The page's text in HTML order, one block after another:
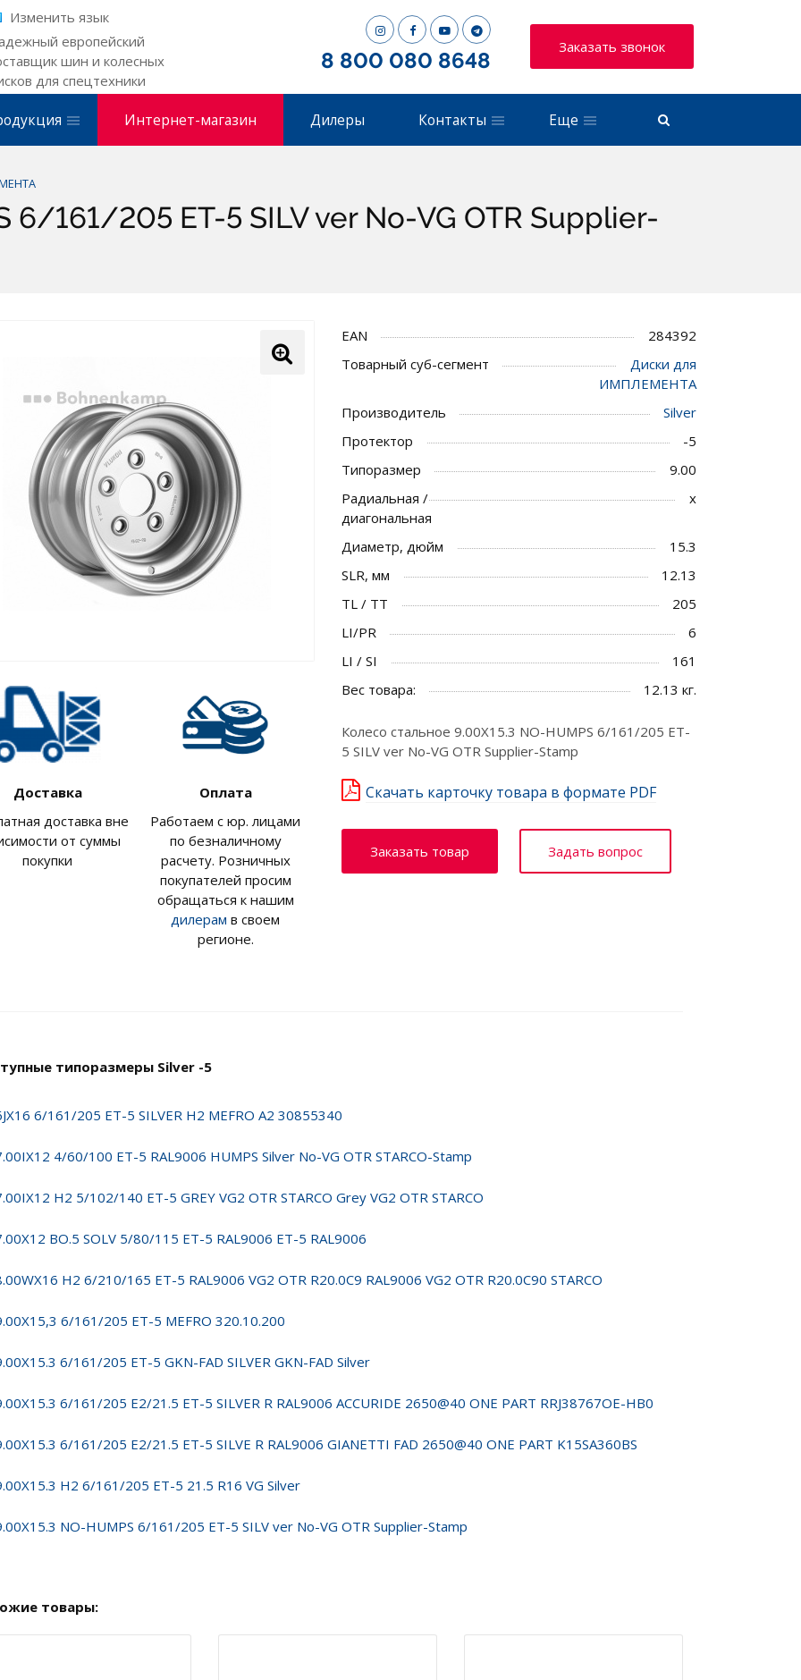
Изменить язык
европейский
шин и колесных
для спецтехники
8 800 080 8648
Заказать звонок
Интернет-магазин Дилеры Контакты Еще
6/161/205 ET-5 SILV ver No-VG OTR Supplier-
Доставка
доставка вне
от суммы
покупки
Оплата
Работаем с юр. лицами
по безналичному
расчету. Розничных
покупателей просим
обращаться к нашим
дилерам в своем
регионе.
EAN
284392
Товарный суб-сегмент
Диски для
ИМПЛЕМЕНТА
Производитель
Silver
Протектор
-5
Типоразмер
9.00
Радиальная /
диагональная
x
Диаметр, дюйм
15.3
SLR, мм
12.13
TL / TT
205
LI/PR
6
LI / SI
161
Вес товара:
12.13 кг.
Колесо стальное 9.00X15.3 NO-HUMPS 6/161/205 ET-
5 SILV ver No-VG OTR Supplier-Stamp
Скачать карточку товара в формате PDF
Заказать товар Задать вопрос
типоразмеры Silver -5
6/161/205 ET-5 SILVER H2 MEFRO A2 30855340
4/60/100 ET-5 RAL9006 HUMPS Silver No-VG OTR STARCO-Stamp
H2 5/102/140 ET-5 GREY VG2 OTR STARCO Grey VG2 OTR STARCO
BO.5 SOLV 5/80/115 ET-5 RAL9006 ET-5 RAL9006
H2 6/210/165 ET-5 RAL9006 VG2 OTR R20.0C9 RAL9006 VG2 OTR R20.0C90 STARCO
6/161/205 ET-5 MEFRO 320.10.200
6/161/205 ET-5 GKN-FAD SILVER GKN-FAD Silver
6/161/205 E2/21.5 ET-5 SILVER R RAL9006 ACCURIDE 2650@40 ONE PART RRJ38767OE-HB0
6/161/205 E2/21.5 ET-5 SILVE R RAL9006 GIANETTI FAD 2650@40 ONE PART K15SA360BS
H2 6/161/205 ET-5 21.5 R16 VG Silver
NO-HUMPS 6/161/205 ET-5 SILV ver No-VG OTR Supplier-Stamp
товары: